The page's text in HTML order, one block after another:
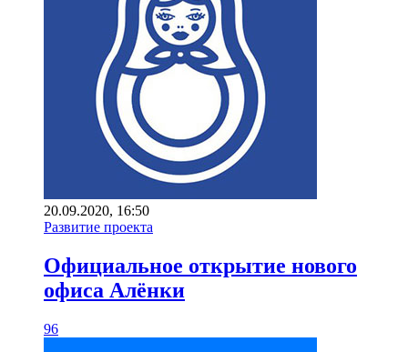
20.09.2020, 16:50
Развитие проекта
Официальное открытие нового
офиса Алёнки
96